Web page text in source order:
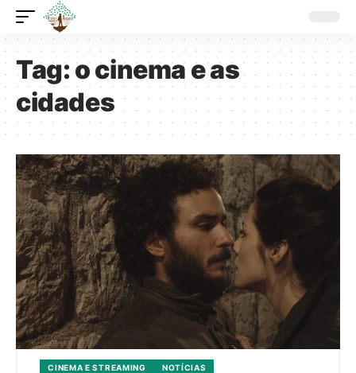
Tag:o cinema e as
cidades
CINEMA E STREAMING NOTÍCIAS